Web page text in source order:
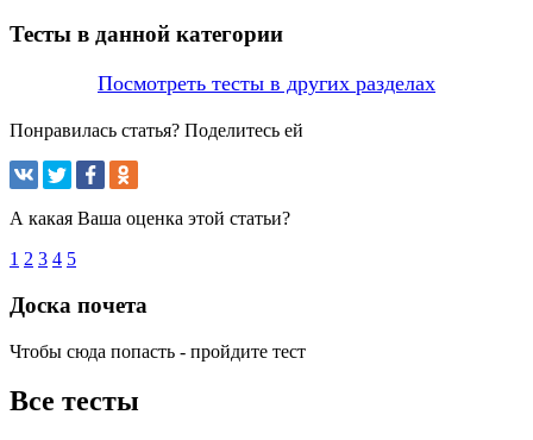
Тесты в данной категории
Посмотреть тесты в других разделах
Понравилась статья? Поделитесь ей
А какая Ваша оценка этой статьи?
1 2 3 4 5
Доска почета
Чтобы сюда попасть - пройдите тест
Все тесты